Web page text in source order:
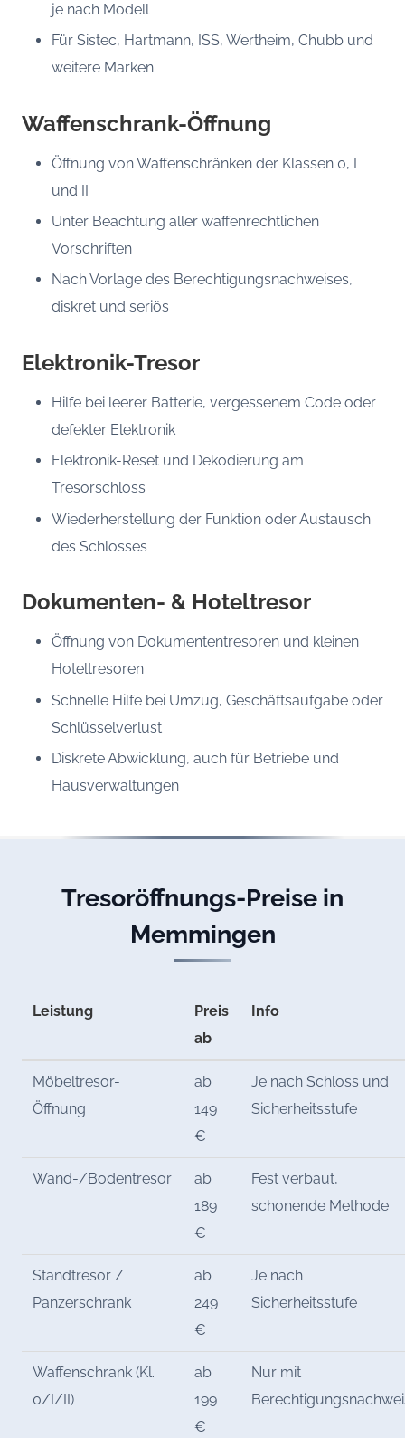
je nach Modell
Für Sistec, Hartmann, ISS, Wertheim, Chubb und
weitere Marken
Waffenschrank-Öffnung
Öffnung von Waffenschränken der Klassen 0, I
und II
Unter Beachtung aller waffenrechtlichen
Vorschriften
Nach Vorlage des Berechtigungsnachweises,
diskret und seriös
Elektronik-Tresor
Hilfe bei leerer Batterie, vergessenem Code oder
defekter Elektronik
Elektronik-Reset und Dekodierung am
Tresorschloss
Wiederherstellung der Funktion oder Austausch
des Schlosses
Dokumenten- & Hoteltresor
Öffnung von Dokumententresoren und kleinen
Hoteltresoren
Schnelle Hilfe bei Umzug, Geschäftsaufgabe oder
Schlüsselverlust
Diskrete Abwicklung, auch für Betriebe und
Hausverwaltungen
Tresoröffnungs-Preise in
Memmingen
Leistung
Preis
ab
Info
Möbeltresor-
Öffnung
ab
149
€
Je nach Schloss und
Sicherheitsstufe
Wand-/Bodentresor
ab
189
€
Fest verbaut,
schonende Methode
Standtresor /
Panzerschrank
ab
249
€
Je nach
Sicherheitsstufe
Waffenschrank (Kl.
0/I/II)
ab
199
€
Nur mit